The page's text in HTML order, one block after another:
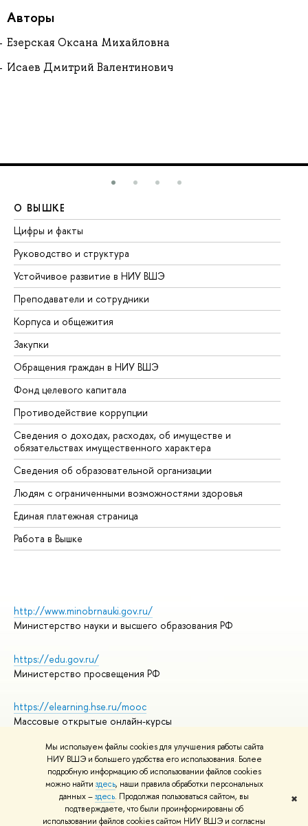
Мы используем файлы cookies для улучшения работы сайта
НИУ ВШЭ и большего удобства его использования. Более
подробную информацию об использовании файлов cookies
можно найти здесь, наши правила обработки персональных
данных –здесь. Продолжая пользоваться сайтом, вы
подтверждаете, что были проинформированы об
использовании файлов cookies сайтом НИУ ВШЭ и согласны
✖
Авторы
Езерская Оксана Михайловна
Исаев Дмитрий Валентинович
О ВЫШКЕ
Цифры и факты
Руководство и структура
Устойчивое развитие в НИУ ВШЭ
Преподаватели и сотрудники
Корпуса и общежития
Закупки
Обращения граждан в НИУ ВШЭ
Фонд целевого капитала
Противодействие коррупции
Сведения о доходах, расходах, об имуществе и
обязательствах имущественного характера
Сведения об образовательной организации
Людям с ограниченными возможностями здоровья
Единая платежная страница
Работа в Вышке
http://www.minobrnauki.gov.ru/
Министерство науки и высшего образования РФ
https://edu.gov.ru/
Министерство просвещения РФ
https://elearning.hse.ru/mooc
Массовые открытые онлайн-курсы
© НИУ ВШЭ 1993–2026
Адреса и контакты
Условия использования материалов
Политика конфиденциальности